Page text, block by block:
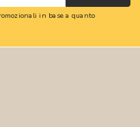
in base a quanto